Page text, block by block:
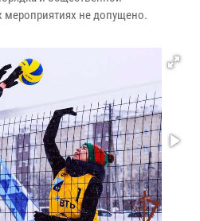
мероприятиях не допущено.